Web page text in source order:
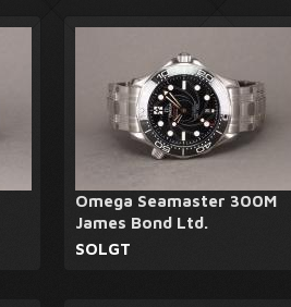
Omega Seamaster 300M
James Bond Ltd.
SOLGT